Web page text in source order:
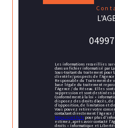
Les informations recueillies
dans un fichier informatisé par
Sous-traitant du traitement pour
clientèle/prospects de l'Agence
Responsable du Traitement de
base légale du traitement
l'Agence / du Réseau. Elles
suppression et sont destinées à
Conformément à la loi «
disposez des droits d’accès, de
d’opposition, de limitation et
Vous pouvez retirer votre
contactant directement
https://cnil.fr/frpour plus
estimez, après avoir contacté
droits « Informatique et